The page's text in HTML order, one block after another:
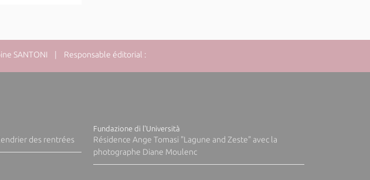
SANTONI | Responsable éditorial :
des rentrées
Fundazione di l'Università
Résidence Ange Tomasi "Lagune and Zeste" avec la
photographe Diane Moulenc